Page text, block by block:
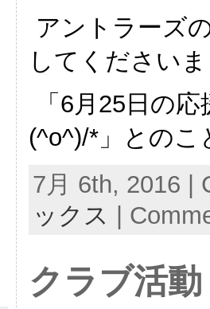
アントラーズ
してください
「6月25日の
(^o^)/*」とのこ
7月 6th, 2016 |
ックス
クラブ活動